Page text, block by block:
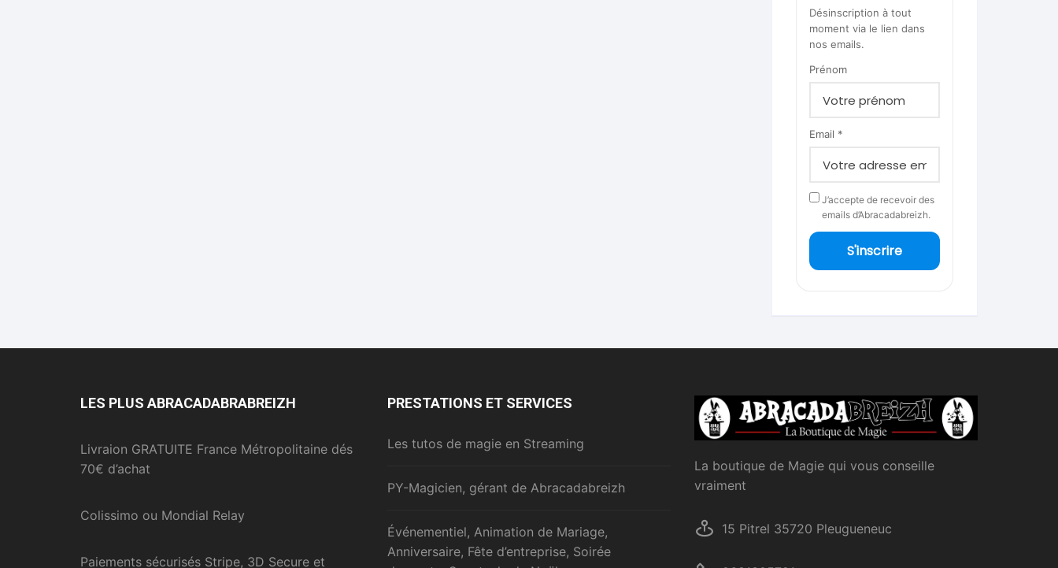
Désinscription à tout
moment via le lien dans
nos emails.
Prénom
Email *
J’accepte de recevoir des
emails d’Abracadabreizh.
S'inscrire
LES PLUS ABRACADABRABREIZH
Livraion GRATUITE France Métropolitaine dés
70€ d’achat
Colissimo ou Mondial Relay
Paiements sécurisés Stripe, 3D Secure et
PRESTATIONS ET SERVICES
Les tutos de magie en Streaming
PY-Magicien, gérant de Abracadabreizh
Événementiel, Animation de Mariage,
Anniversaire, Fête d’entreprise, Soirée
La boutique de Magie qui vous conseille
vraiment
15 Pitrel 35720 Pleugueneuc